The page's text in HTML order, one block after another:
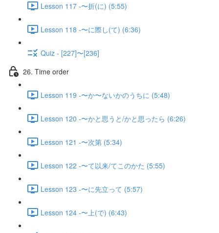
Lesson 117 -〜折(に) (5:55)
Lesson 118 -〜に際し(て) (6:36)
Quiz - [227]〜[236]
26. Time order
Lesson 119 -〜か〜ないかのうちに (5:48)
Lesson 120 -〜かと思うと/かと思ったら (6:26)
Lesson 121 -〜次第 (5:34)
Lesson 122 -〜て以来/てこのかた (5:55)
Lesson 123 -〜に先立って (5:57)
Lesson 124 -〜上(で) (6:43)